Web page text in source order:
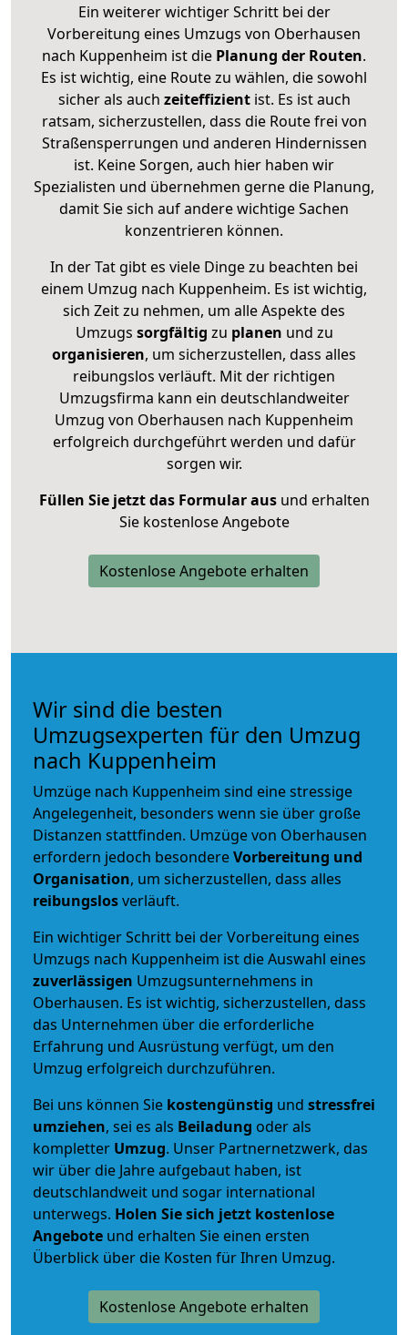
Ein weiterer wichtiger Schritt bei der
Vorbereitung eines Umzugs von Oberhausen
nach Kuppenheim ist die Planung der Routen.
Es ist wichtig, eine Route zu wählen, die sowohl
sicher als auch zeiteffizientist. Es ist auch
ratsam, sicherzustellen, dass die Route frei von
Straßensperrungen und anderen Hindernissen
ist. Keine Sorgen, auch hier haben wir
Spezialisten und übernehmen gerne die Planung,
damit Sie sich auf andere wichtige Sachen
konzentrieren können.
In der Tat gibt es viele Dinge zu beachten bei
einem Umzug nach Kuppenheim. Es ist wichtig,
sich Zeit zu nehmen, um alle Aspekte des
Umzugs sorgfältig zu planen und zu
organisieren, um sicherzustellen, dass alles
reibungslos verläuft. Mit der richtigen
Umzugsfirma kann ein deutschlandweiter
Umzug von Oberhausen nach Kuppenheim
erfolgreich durchgeführt werden und dafür
sorgen wir.
Füllen Sie jetzt das Formular ausund erhalten
Sie kostenlose Angebote
Kostenlose Angebote erhalten
Wir sind die besten
Umzugsexperten für den Umzug
nach Kuppenheim
Umzüge nach Kuppenheim sind eine stressige
Angelegenheit, besonders wenn sie über große
Distanzen stattfinden. Umzüge von Oberhausen
erfordern jedoch besondereVorbereitung und
Organisation, um sicherzustellen, dass alles
reibungslosverläuft.
Ein wichtiger Schritt bei der Vorbereitung eines
Umzugs nach Kuppenheim ist die Auswahl eines
zuverlässigen Umzugsunternehmens in
Oberhausen. Es ist wichtig, sicherzustellen, dass
das Unternehmen über die erforderliche
Erfahrung und Ausrüstung verfügt, um den
Umzug erfolgreich durchzuführen.
Bei uns können Sie kostengünstig und stressfrei
umziehen, sei es als Beiladung oder als
kompletter Umzug. Unser Partnernetzwerk, das
wir über die Jahre aufgebaut haben, ist
deutschlandweit und sogar international
unterwegs. Holen Sie sich jetzt kostenlose
Angebote und erhalten Sie einen ersten
Überblick über die Kosten für Ihren Umzug.
Kostenlose Angebote erhalten